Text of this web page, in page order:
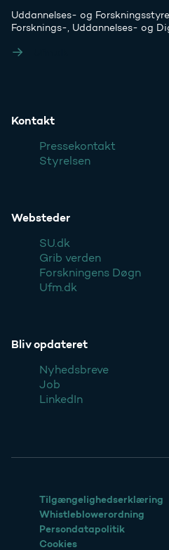
Uddannelses- og
Forsknings-, Uddannelses- og
Kontakt
Pressekontakt
Styrelsen
Websteder
SU.dk
Grib verden
Forskningens Døgn
Ufm.dk
Bliv opdateret
Nyhedsbreve
Job
LinkedIn
Tilgængelighedserklæring
Whistleblowerordning
Persondatapolitik
Cookies